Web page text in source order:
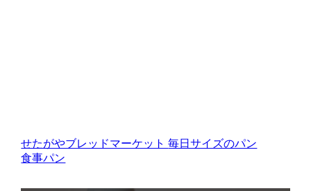
せたがやブレッドマーケット毎日サイズのパン
食事パン